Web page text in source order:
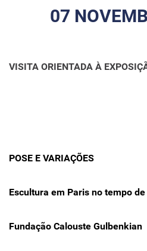
07
VISITA ORIENTADA À
POSE E VARIAÇÕES
Escultura em Paris no tempo de
Fundação Calouste Gulbenkian